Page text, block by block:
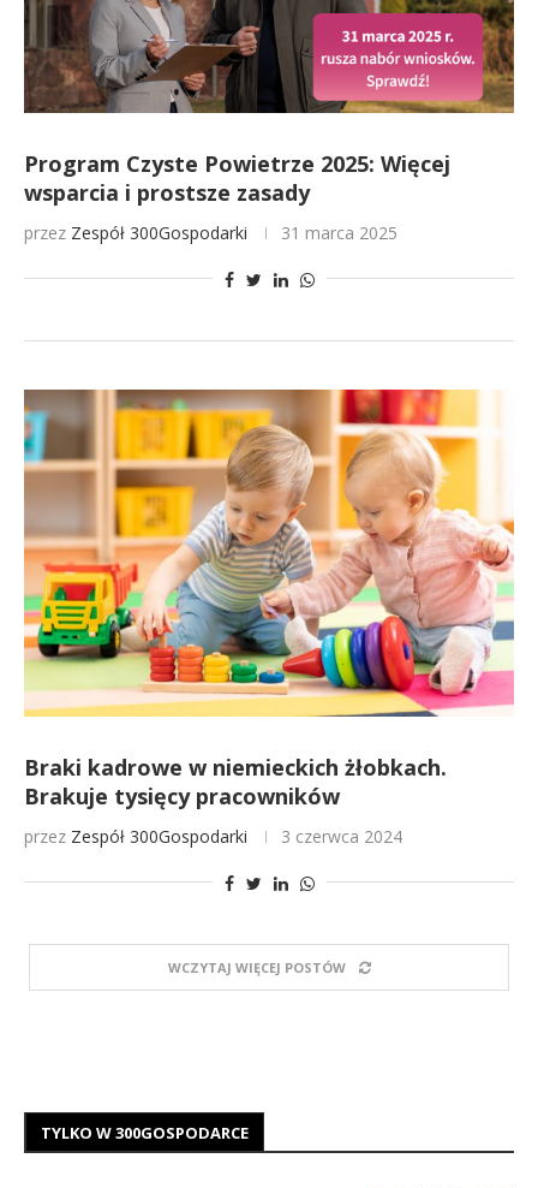
Program Czyste Powietrze 2025: Więcej
wsparcia i prostsze zasady
przez Zespół 300Gospodarki 31 marca 2025
Braki kadrowe w niemieckich żłobkach.
Brakuje tysięcy pracowników
przez Zespół 300Gospodarki 3 czerwca 2024
WCZYTAJ WIĘCEJ POSTÓW
TYLKO W 300GOSPODARCE